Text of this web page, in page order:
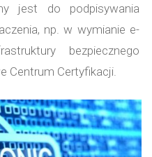
jest do podpisywania
np. w wymianie e-
bezpiecznego
Centrum Certyfikacji.